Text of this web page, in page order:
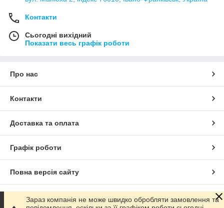
Контакти
Сьогодні вихідний
Показати весь графік роботи
Про нас
Контакти
Доставка та оплата
Графік роботи
Повна версія сайту
Сайт створено на маркетплейсі Prom.ua
Зараз компанія не може швидко обробляти замовлення та